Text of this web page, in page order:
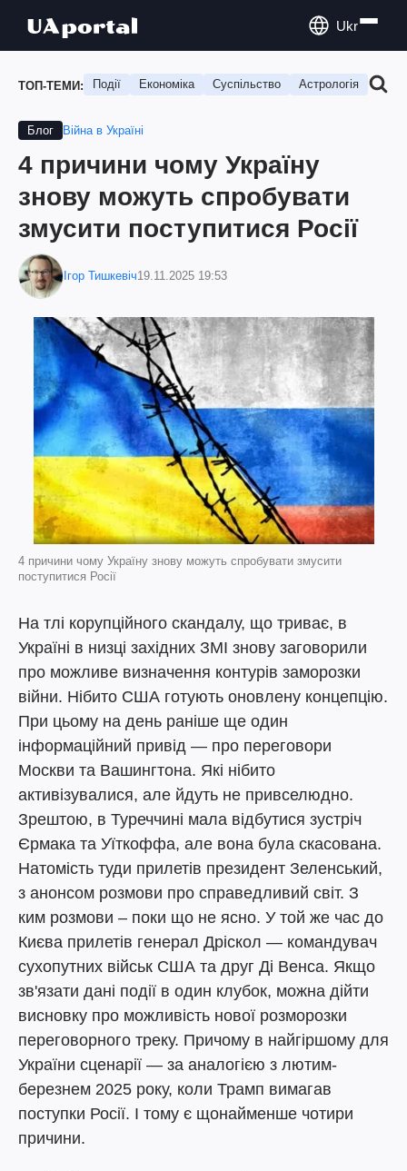
Ukr
ТОП-ТЕМИ: Події Економіка Суспільство Астрологія
Блог Війна в Україні
4 причини чому Україну
знову можуть спробувати
змусити поступитися Росії
Ігор Тишкевіч19.11.2025 19:53
4 причини чому Україну знову можуть спробувати змусити
поступитися Росії
На тлі корупційного скандалу, що триває, в
Україні в низці західних ЗМІ знову заговорили
про можливе визначення контурів заморозки
війни. Нібито США готують оновлену концепцію.
При цьому на день раніше ще один
інформаційний привід — про переговори
Москви та Вашингтона. Які нібито
активізувалися, але йдуть не привселюдно.
Зрештою, в Туреччині мала відбутися зустріч
Єрмака та Уїткоффа, але вона була скасована.
Натомість туди прилетів президент Зеленський,
з анонсом розмови про справедливий світ. З
ким розмови – поки що не ясно. У той же час до
Києва прилетів генерал Дріскол — командувач
сухопутних військ США та друг Ді Венса. Якщо
зв'язати дані події в один клубок, можна дійти
висновку про можливість нової розморозки
переговорного треку. Причому в найгіршому для
України сценарії — за аналогією з лютим-
березнем 2025 року, коли Трамп вимагав
поступки Росії. І тому є щонайменше чотири
причини.